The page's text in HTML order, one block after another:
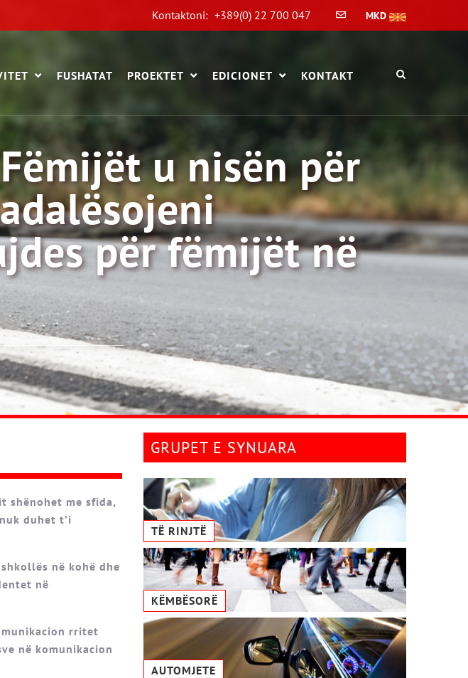
Kontaktoni: +389(0) 22 700 047 MKD
FUSHATAT PROEKTET EDICIONET KONTAKT
u nisën për
për fëmijët në
shënohet me sfida,
duhet t’i
në kohë dhe
në
rritet
në komunikacion
GRUPET E SYNUARA
TË RINJTË
KËMBËSORË
AUTOMJETE